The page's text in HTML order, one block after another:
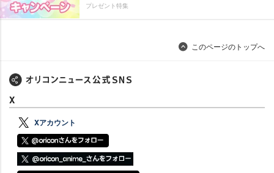
プレゼント特集
このページのトップへ
X
Xアカウント